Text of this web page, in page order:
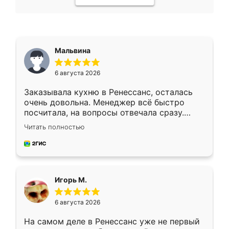
Мальвина
6 августа 2026
Заказывала кухню в Ренессанс, осталась
очень довольна. Менеджер всё быстро
посчитала, на вопросы отвечала сразу.
Замерщик приехал в субботу, подошёл к
делу со всей ответственностью. Собрали
за день, ребята работали аккуратно, даже
Читать полностью
Игорь М.
6 августа 2026
На самом деле в Ренессанс уже не первый